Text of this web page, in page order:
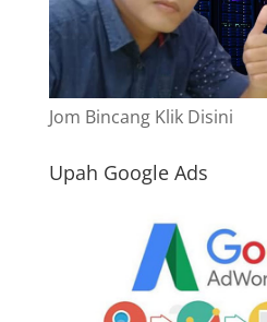
Jom Bincang Klik Disini
Upah Google Ads